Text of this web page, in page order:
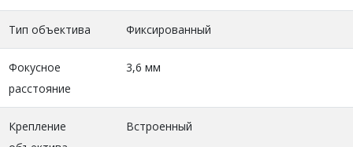
Тип объектива Фиксированный
Фокусное
расстояние
3,6 мм
Крепление
Встроенный